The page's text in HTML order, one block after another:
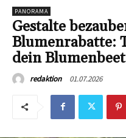
PANORAMA
Gestalte
Blumenrabatte:
dein Blumenbeet
redaktion 01.07.2026